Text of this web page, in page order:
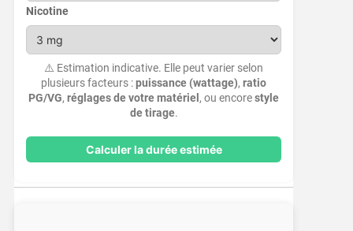
Nicotine
⚠️ Estimation indicative. Elle peut varier selon
plusieurs facteurs :puissance (wattage),ratio
PG/VG,réglages de votre matériel , ou encorestyle
de tirage.
Calculer la durée estimée